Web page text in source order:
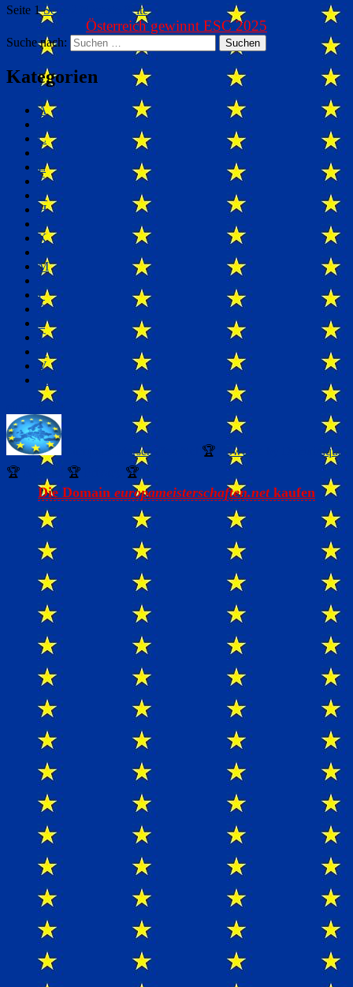
Seite 1 Seite Nächste Seite
Österreich gewinnt ESC 2025
Suche nach: Suchen
Kategorien
A
B
C
D
E
F
G
H
K
L
M
N
P
R
S
T
U
V
W
europa.cash
Europameisterschaften Net 🏆
Powered by Domainiqua
🏆
Kontakt 🏆 🏆
Die Domain europameisterschaften.netkaufen